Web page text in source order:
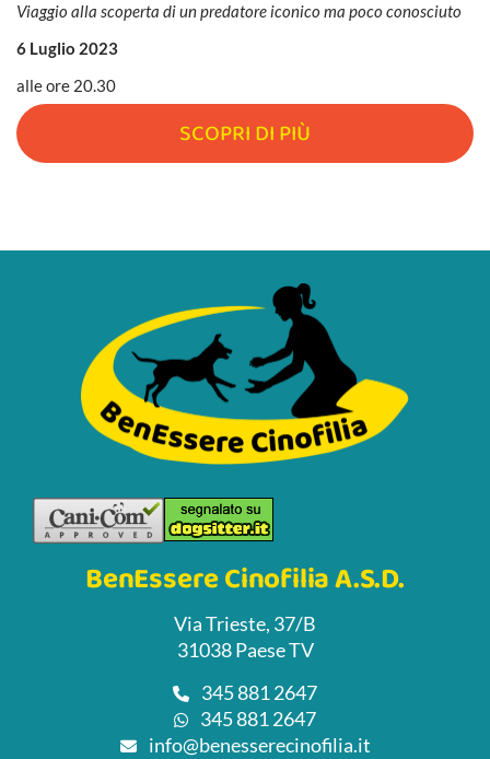
Viaggio alla scoperta di un predatore iconico ma poco conosciuto
6 Luglio 2023
alle ore 20.30
SCOPRI DI PIÙ
BenEssere Cinofilia A.S.D.
Via Trieste, 37/B
31038 Paese TV
345 881 2647
345 881 2647
info@benesserecinofilia.it